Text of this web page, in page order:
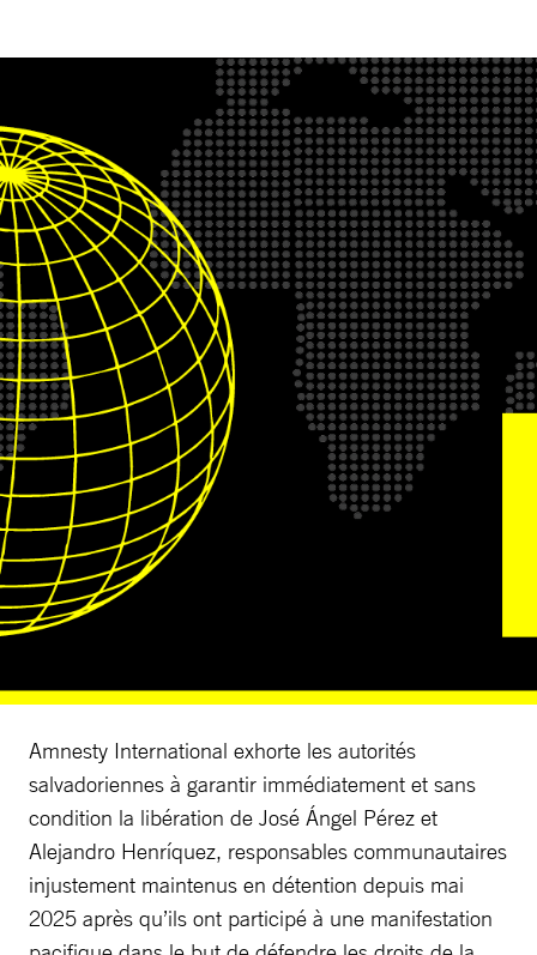
Amnesty International exhorte les autorités
salvadoriennes à garantir immédiatement et sans
condition la libération de José Ángel Pérez et
Alejandro Henríquez, responsables communautaires
injustement maintenus en détention depuis mai
2025 après qu’ils ont participé à une manifestation